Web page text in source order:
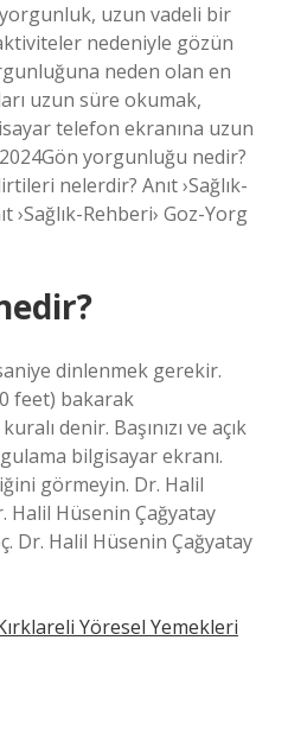
yorgunluk, uzun vadeli bir
nedeniyle gözün
neden olan en
uzun süre okumak,
telefon ekranına uzun
yorgunluğu nedir?
nelerdir? Anıt ›Sağlık-
›Sağlık-Rehberi› Goz-Yorg
dinlenmek gerekir.
feet) bakarak
denir. Başınızı ve açık
bilgisayar ekranı.
görmeyin. Dr. Halil
Halil Hüsenin Çağyatay
Dr. Halil Hüsenin Çağyatay
Yöresel Yemekleri